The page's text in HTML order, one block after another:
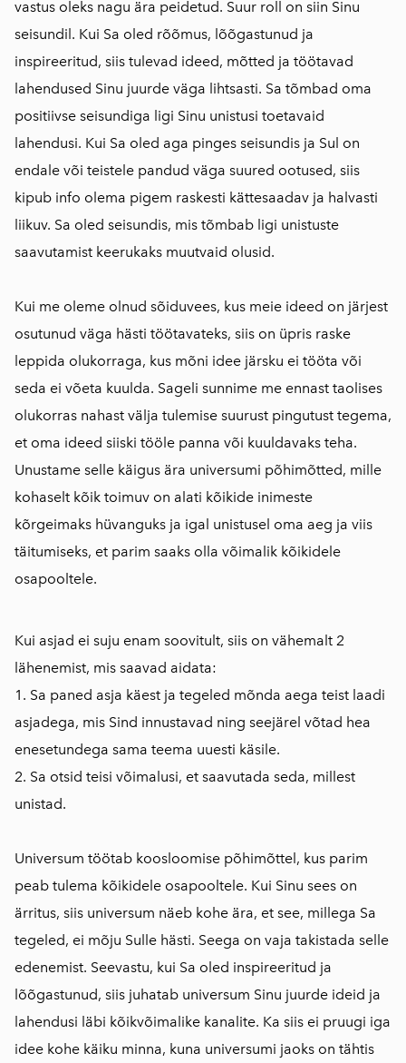
vastus oleks nagu ära peidetud. Suur roll on siin Sinu
seisundil. Kui Sa oled rõõmus, lõõgastunud ja
inspireeritud, siis tulevad ideed, mõtted ja töötavad
lahendused Sinu juurde väga lihtsasti. Sa tõmbad oma
positiivse seisundiga ligi Sinu unistusi toetavaid
lahendusi. Kui Sa oled aga pinges seisundis ja Sul on
endale või teistele pandud väga suured ootused, siis
kipub info olema pigem raskesti kättesaadav ja halvasti
liikuv. Sa oled seisundis, mis tõmbab ligi unistuste
saavutamist keerukaks muutvaid olusid.
Kui me oleme olnud sõiduvees, kus meie ideed on järjest
osutunud väga hästi töötavateks, siis on üpris raske
leppida olukorraga, kus mõni idee järsku ei tööta või
seda ei võeta kuulda. Sageli sunnime me ennast taolises
olukorras nahast välja tulemise suurust pingutust tegema,
et oma ideed siiski tööle panna või kuuldavaks teha.
Unustame selle käigus ära universumi põhimõtted, mille
kohaselt kõik toimuv on alati kõikide inimeste
kõrgeimaks hüvanguks ja igal unistusel oma aeg ja viis
täitumiseks, et parim saaks olla võimalik kõikidele
osapooltele.
Kui asjad ei suju enam soovitult, siis on vähemalt 2
lähenemist, mis saavad aidata:
1. Sa paned asja käest ja tegeled mõnda aega teist laadi
asjadega, mis Sind innustavad ning seejärel võtad hea
enesetundega sama teema uuesti käsile.
2. Sa otsid teisi võimalusi, et saavutada seda, millest
unistad.
Universum töötab koosloomise põhimõttel, kus parim
peab tulema kõikidele osapooltele. Kui Sinu sees on
ärritus, siis universum näeb kohe ära, et see, millega Sa
tegeled, ei mõju Sulle hästi. Seega on vaja takistada selle
edenemist. Seevastu, kui Sa oled inspireeritud ja
lõõgastunud, siis juhatab universum Sinu juurde ideid ja
lahendusi läbi kõikvõimalike kanalite. Ka siis ei pruugi iga
idee kohe käiku minna, kuna universumi jaoks on tähtis